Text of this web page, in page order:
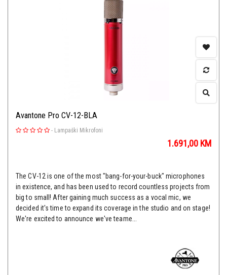
Avantone Pro CV-12-BLA
- Lampaški Mikrofoni
1.691,00 KM
The CV-12 is one of the most "bang-for-your-buck" microphones
in existence, and has been used to record countless projects from
big to small! After gaining much success as a vocal mic, we
decided it's time to expand its coverage in the studio and on stage!
We're excited to announce we've teame...